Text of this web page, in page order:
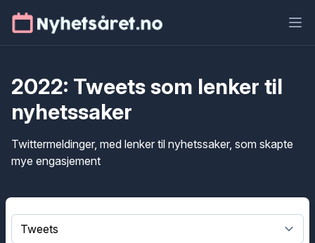
2022: Tweets som lenker til
nyhetssaker
Twittermeldinger, med lenker til nyhetssaker, som skapte
mye engasjement
Select a tab